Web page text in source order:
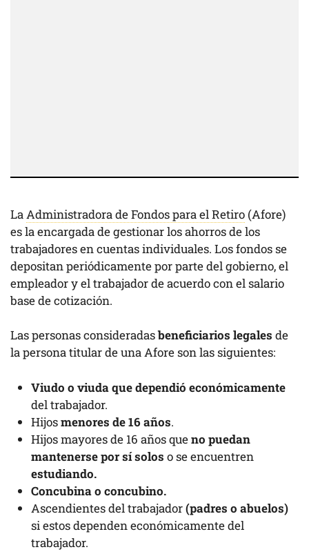
La Administradora de Fondos para el Retiro (Afore)
es la encargada de gestionar los ahorros de los
trabajadores en cuentas individuales. Los fondos se
depositan periódicamente por parte del gobierno, el
empleador y el trabajador de acuerdo con el salario
base de cotización.
Las personas consideradasbeneficiarios legales de
la persona titular de una Afore son las siguientes:
Viudo o viuda que dependió económicamente
del trabajador.
Hijosmenores de 16 años.
Hijos mayores de 16 años queno puedan
mantenerse por sí solos o se encuentren
estudiando.
Concubina o concubino.
Ascendientes del trabajador(padres o abuelos)
si estos dependen económicamente del
trabajador.